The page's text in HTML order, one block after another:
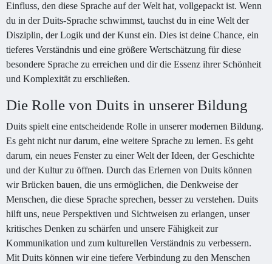
Einfluss, den diese Sprache auf der Welt hat, vollgepackt ist. Wenn
du in der Duits-Sprache schwimmst, tauchst du in eine Welt der
Disziplin, der Logik und der Kunst ein. Dies ist deine Chance, ein
tieferes Verständnis und eine größere Wertschätzung für diese
besondere Sprache zu erreichen und dir die Essenz ihrer Schönheit
und Komplexität zu erschließen.
Die Rolle von Duits in unserer Bildung
Duits spielt eine entscheidende Rolle in unserer modernen Bildung.
Es geht nicht nur darum, eine weitere Sprache zu lernen. Es geht
darum, ein neues Fenster zu einer Welt der Ideen, der Geschichte
und der Kultur zu öffnen. Durch das Erlernen von Duits können
wir Brücken bauen, die uns ermöglichen, die Denkweise der
Menschen, die diese Sprache sprechen, besser zu verstehen. Duits
hilft uns, neue Perspektiven und Sichtweisen zu erlangen, unser
kritisches Denken zu schärfen und unsere Fähigkeit zur
Kommunikation und zum kulturellen Verständnis zu verbessern.
Mit Duits können wir eine tiefere Verbindung zu den Menschen